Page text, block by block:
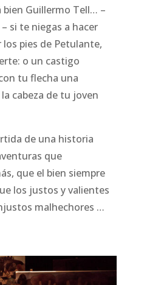
bien Guillermo Tell… –
si te niegas a hacer
los pies de Petulante,
o un castigo
tu flecha una
cabeza de tu joven
de una historia
que
que el bien siempre
los justos y valientes
malhechores …